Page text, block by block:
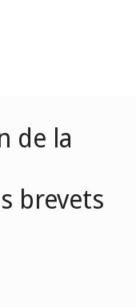
de la
brevets